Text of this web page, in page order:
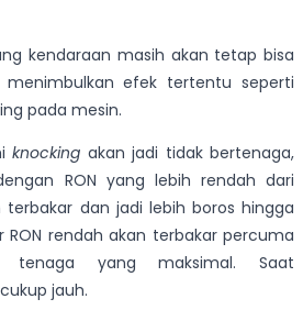
kendaraan masih akan tetap bisa
menimbulkan efek tertentu seperti
pada mesin.
knocking akan jadi tidak bertenaga,
RON yang lebih rendah dari
dan jadi lebih boros hingga
RON rendah akan terbakar percuma
tenaga yang maksimal. Saat
jauh.